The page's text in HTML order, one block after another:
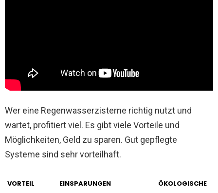
Wer eine Regenwasserzisterne richtig nutzt und
wartet, profitiert viel. Es gibt viele Vorteile und
Möglichkeiten, Geld zu sparen. Gut gepflegte
Systeme sind sehr vorteilhaft.
VORTEIL EINSPARUNGEN
ÖKOLOGISCHE